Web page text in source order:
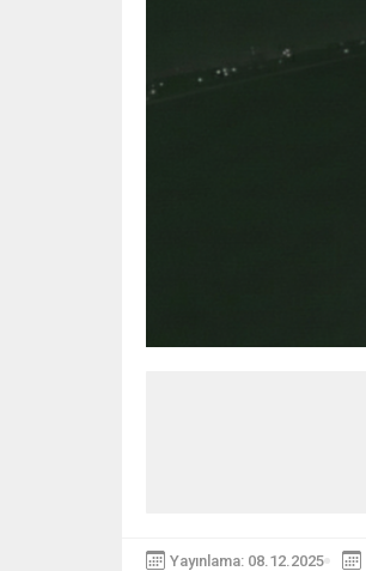
Yayınlama: 08.12.2025